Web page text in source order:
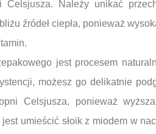
Celsjusza. Należy unikać
źródeł ciepła, ponieważ
jest procesem
możesz go delikatnie
Celsjusza, ponieważ
umieścić słoik z miodem w